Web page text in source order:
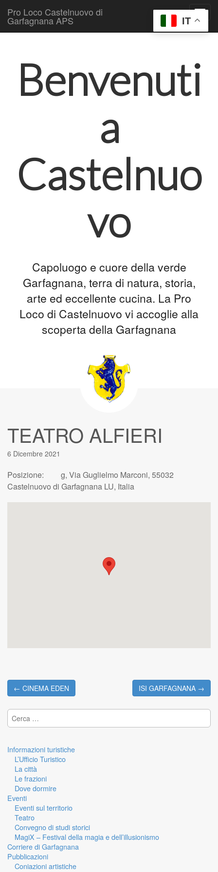
Pro Loco Castelnuovo di
Garfagnana APS
Benvenuti
a
Castelnuo
vo
Capoluogo e cuore della verde
Garfagnana, terra di natura, storia,
arte ed eccellente cucina. La Pro
Loco di Castelnuovo vi accoglie alla
scoperta della Garfagnana
TEATRO ALFIERI
6 Dicembre 2021
Posizione:
g, Via Guglielmo Marconi, 55032
Castelnuovo di Garfagnana LU, Italia
Post navigation
← CINEMA EDEN ISI GARFAGNANA →
Ricerca per:
Informazioni turistiche
L’Ufficio Turistico
La città
Le frazioni
Dove dormire
Eventi
Eventi sul territorio
Teatro
Convegno di studi storici
MagiX – Festival della magia e dell’illusionismo
Corriere di Garfagnana
Pubblicazioni
Coniazioni artistiche
IT